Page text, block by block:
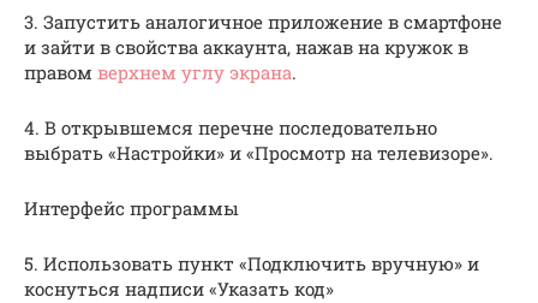
3. Запустить аналогичное приложение в смартфоне
и зайти в свойства аккаунта, нажав на кружок в
правом верхнем углу экрана.
4. В открывшемся перечне последовательно
выбрать «Настройки» и «Просмотр на телевизоре».
Интерфейс программы
5. Использовать пункт «Подключить вручную» и
коснуться надписи «Указать код»